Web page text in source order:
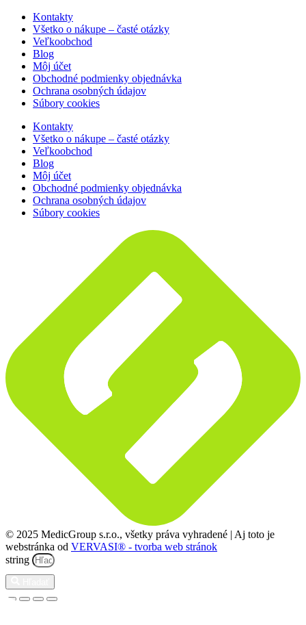
Kontakty
Všetko o nákupe – časté otázky
Veľkoobchod
Blog
Môj účet
Obchodné podmienky objednávka
Ochrana osobných údajov
Súbory cookies
Kontakty
Všetko o nákupe – časté otázky
Veľkoobchod
Blog
Môj účet
Obchodné podmienky objednávka
Ochrana osobných údajov
Súbory cookies
© 2025 MedicGroup s.r.o., všetky práva vyhradené | Aj toto je
webstránka od VERVASI® - tvorba web stránok
string